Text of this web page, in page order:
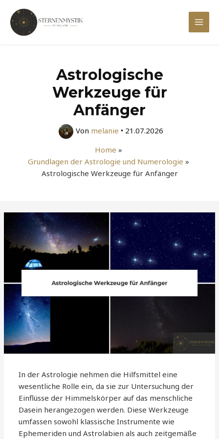
Inhalt
springen
Main
Astrologische
Werkzeuge für
Anfänger
Von melanie • 21.07.2026
Home
Grundlagen der Astrologie und Numerologie
Astrologische Werkzeuge für Anfänger
In der Astrologie nehmen die Hilfsmittel eine
wesentliche Rolle ein, da sie zur Untersuchung der
Einflüsse der Himmelskörper auf das menschliche
Dasein herangezogen werden. Diese Werkzeuge
umfassen sowohl klassische Instrumente wie
Ephemeriden und Astrolabien als auch zeitgemäße